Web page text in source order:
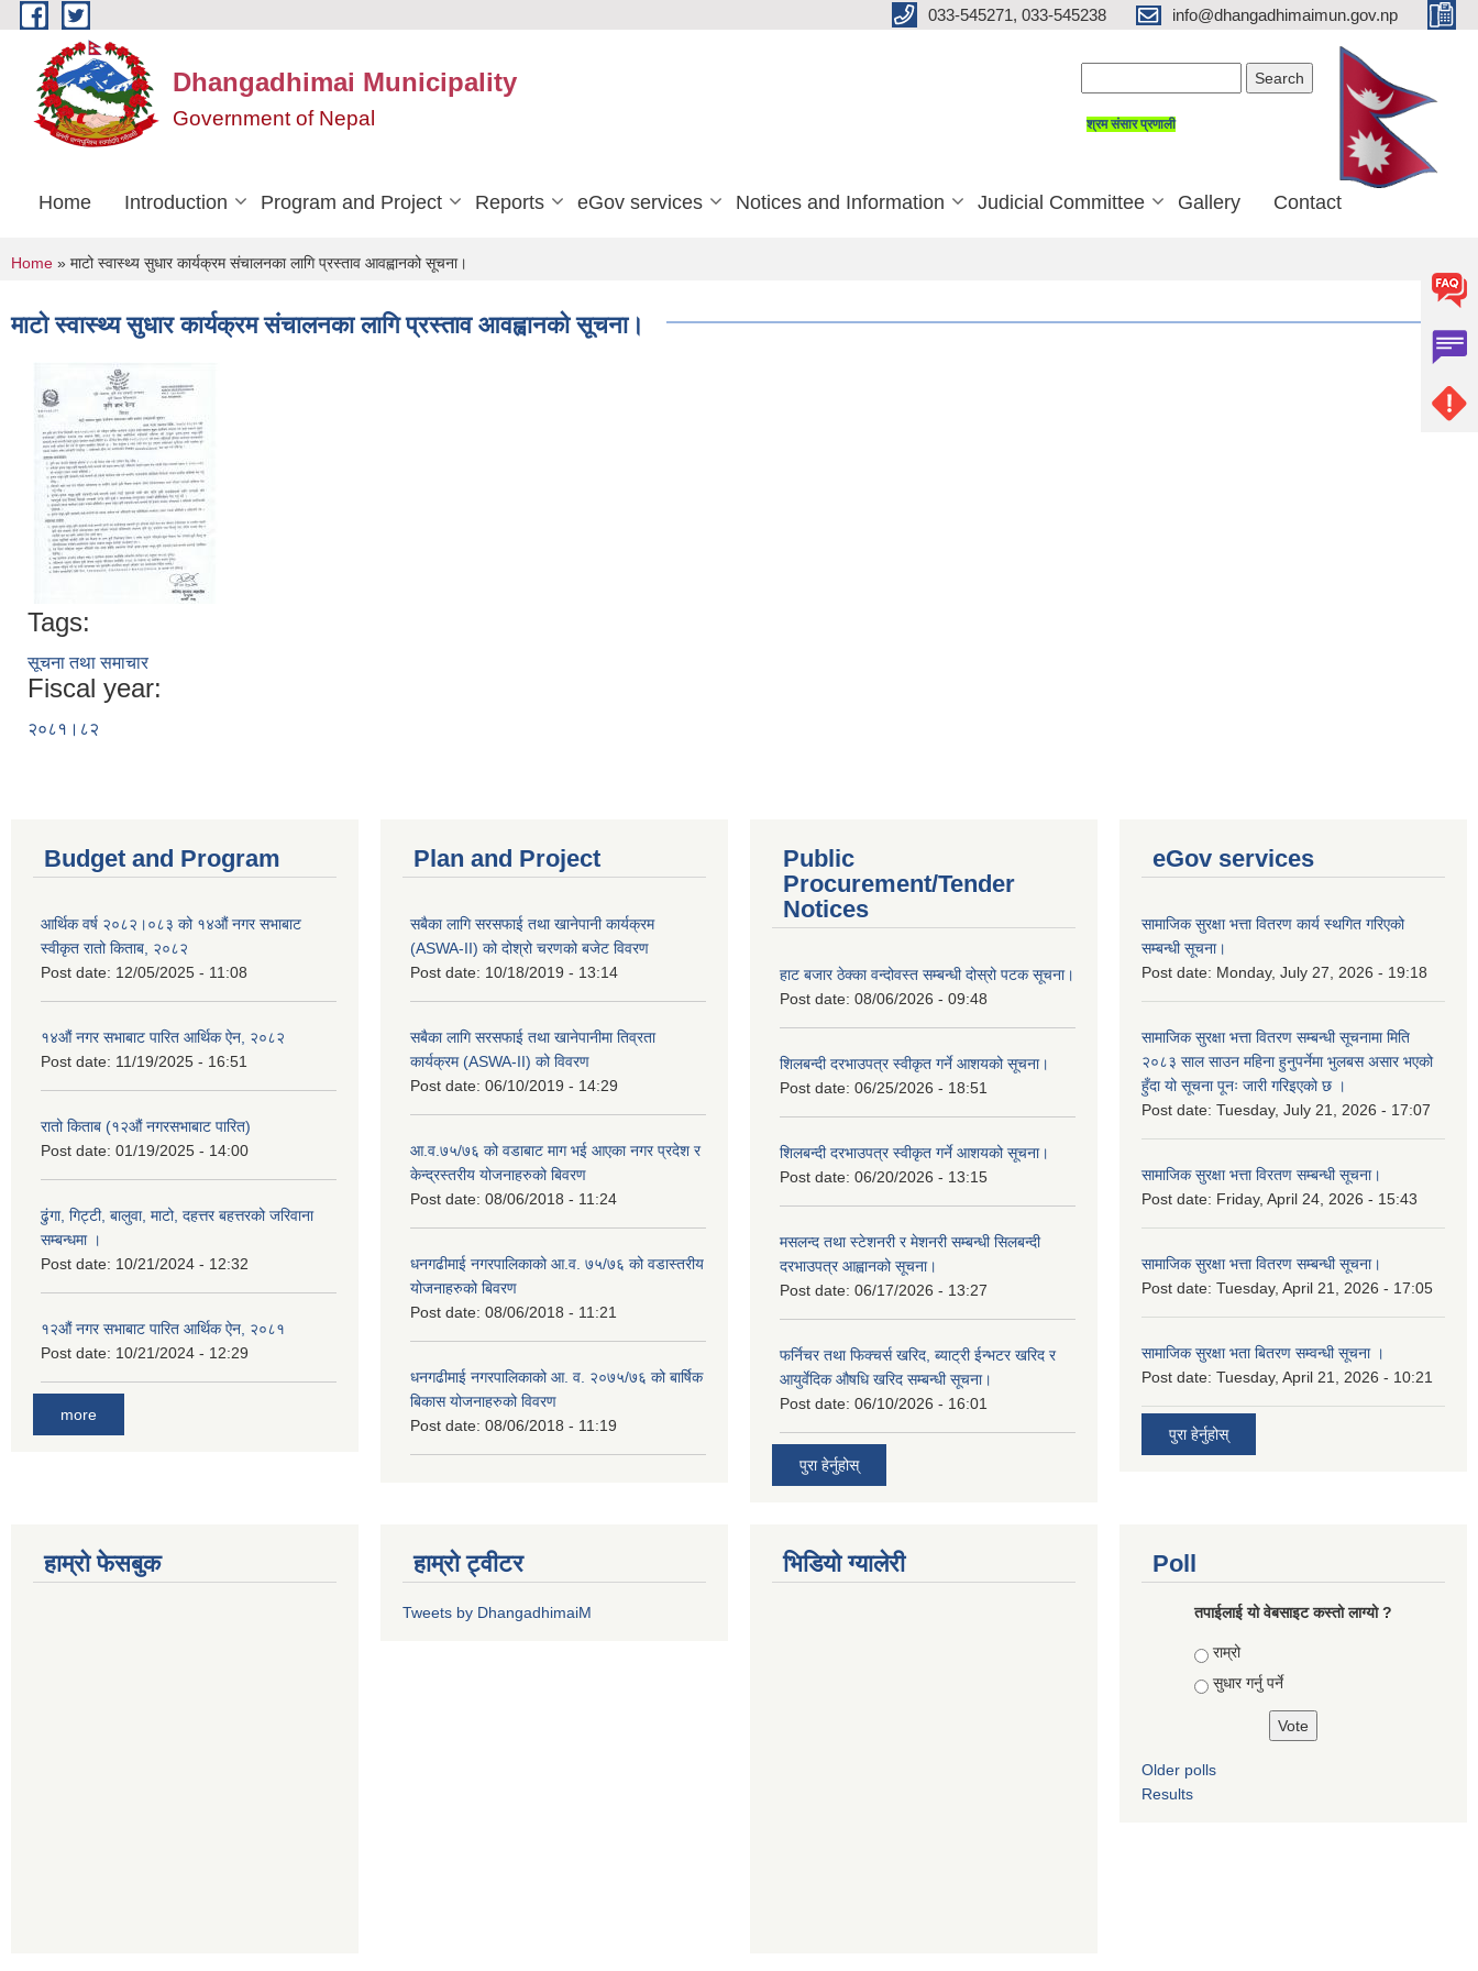
Skip to main content 033-545271, 033-545238 info@dhangadhimaimun.gov.np
Dhangadhimai Municipality
Government of Nepal श्रम संसार प्रणाली
Home Introduction Program and Project Reports eGov services Notices and Information Judicial Committee Gallery Contact
You are here
Home » माटो स्वास्थ्य सुधार कार्यक्रम संचालनका लागि प्रस्ताव आवह्वानको सूचना।
माटो स्वास्थ्य सुधार कार्यक्रम संचालनका लागि प्रस्ताव आवह्वानको सूचना।
Tags:
सूचना तथा समाचार
Fiscal year:
२०८१।८२
Budget and Program
आर्थिक वर्ष २०८२।०८३ को १४औं नगर सभाबाट
स्वीकृत रातो किताब, २०८२
Post date: 12/05/2025 - 11:08
१४औं नगर सभाबाट पारित आर्थिक ऐन, २०८२
Post date: 11/19/2025 - 16:51
रातो किताब (१२औं नगरसभाबाट पारित)
Post date: 01/19/2025 - 14:00
ढुंगा, गिट्टी, बालुवा, माटो, दहत्तर बहत्तरको जरिवाना
सम्बन्धमा ।
Post date: 10/21/2024 - 12:32
१२औं नगर सभाबाट पारित आर्थिक ऐन, २०८१
Post date: 10/21/2024 - 12:29
more
Plan and Project
सबैका लागि सरसफाई तथा खानेपानी कार्यक्रम
(ASWA-II) को दोश्रो चरणको बजेट विवरण
Post date: 10/18/2019 - 13:14
सबैका लागि सरसफाई तथा खानेपानीमा तिव्रता
कार्यक्रम (ASWA-II) को विवरण
Post date: 06/10/2019 - 14:29
आ.व.७५/७६ को वडाबाट माग भई आएका नगर प्रदेश र
केन्द्रस्तरीय योजनाहरुको बिवरण
Post date: 08/06/2018 - 11:24
धनगढीमाई नगरपालिकाको आ.व. ७५/७६ को वडास्तरीय
योजनाहरुको बिवरण
Post date: 08/06/2018 - 11:21
धनगढीमाई नगरपालिकाको आ. व. २०७५/७६ को बार्षिक
बिकास योजनाहरुको विवरण
Post date: 08/06/2018 - 11:19
Public
Procurement/Tender
Notices
हाट बजार ठेक्का वन्दोवस्त सम्बन्धी दोस्रो पटक सूचना।
Post date: 08/06/2026 - 09:48
शिलबन्दी दरभाउपत्र स्वीकृत गर्ने आशयको सूचना।
Post date: 06/25/2026 - 18:51
शिलबन्दी दरभाउपत्र स्वीकृत गर्ने आशयको सूचना।
Post date: 06/20/2026 - 13:15
मसलन्द तथा स्टेशनरी र मेशनरी सम्बन्धी सिलबन्दी
दरभाउपत्र आह्वानको सूचना।
Post date: 06/17/2026 - 13:27
फर्निचर तथा फिक्चर्स खरिद, ब्याट‍्री ईन्भटर खरिद र
आयुर्वेदिक औषधि खरिद सम्बन्धी सूचना।
Post date: 06/10/2026 - 16:01
पुरा हेर्नुहोस्
eGov services
सामाजिक सुरक्षा भत्ता वितरण कार्य स्थगित गरिएको
सम्बन्धी सूचना।
Post date: Monday, July 27, 2026 - 19:18
सामाजिक सुरक्षा भत्ता वितरण सम्बन्धी सूचनामा मिति
२०८३ साल साउन महिना हुनुपर्नेमा भुलबस असार भएको
हुँदा यो सूचना पूनः जारी गरिइएको छ ।
Post date: Tuesday, July 21, 2026 - 17:07
सामाजिक सुरक्षा भत्ता विरतण सम्बन्धी सूचना।
Post date: Friday, April 24, 2026 - 15:43
सामाजिक सुरक्षा भत्ता वितरण सम्‍बन्धी सूचना।
Post date: Tuesday, April 21, 2026 - 17:05
सामाजिक सुरक्षा भता बितरण सम्वन्धी सूचना ।
Post date: Tuesday, April 21, 2026 - 10:21
पुरा हेर्नुहोस्
हाम्रो फेसबुक हाम्रो ट्वीटर
Tweets by DhangadhimaiM
भिडियाे ग्यालेरी Poll
तपाई‌लाई यो वेबसाइट कस्तो लाग्यो ?
Choices
राम्रो
सुधार गर्नु पर्ने
Older polls
Results